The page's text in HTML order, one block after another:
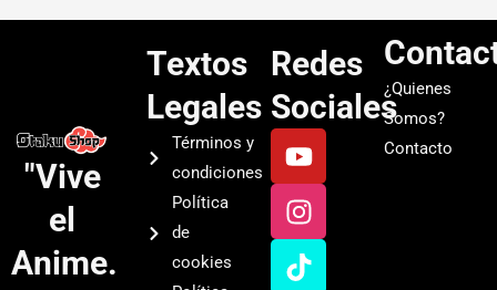
"Vive
el
Anime.
Textos
Legales
Términos y
condiciones
Política
de
cookies
Redes
Sociales
Y
o
u
t
u
b
I
n
s
t
a
g
T
i
k
t
o
k
S
p
o
t
i
f
¿Quienes
Somos?
Contacto